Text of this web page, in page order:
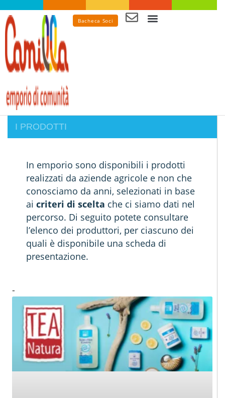
Bacheca Soci
I PRODOTTI
In emporio sono disponibili i prodotti
realizzati da aziende agricole e non che
conosciamo da anni, selezionati in base
ai criteri di scelta che ci siamo dati nel
percorso. Di seguito potete consultare
l’elenco dei produttori, per ciascuno dei
quali è disponibile una scheda di
presentazione.